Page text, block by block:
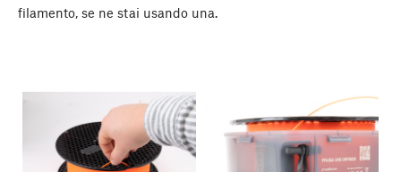
filamento, se ne stai usando una.